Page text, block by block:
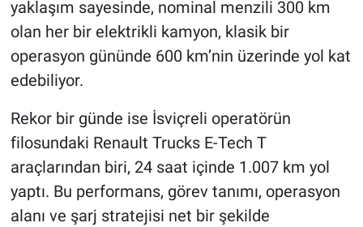
yaklaşım sayesinde, nominal menzili 300 km
olan her bir elektrikli kamyon, klasik bir
operasyon gününde 600 km’nin üzerinde yol kat
edebiliyor.
Rekor bir günde ise İsviçreli operatörün
filosundaki Renault Trucks E-Tech T
araçlarından biri, 24 saat içinde 1.007 km yol
yaptı. Bu performans, görev tanımı, operasyon
alanı ve şarj stratejisi net bir şekilde